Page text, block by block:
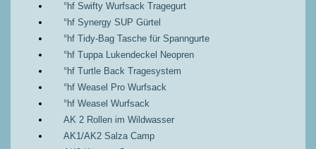
°hf Swifty Wurfsack Tragegurt
°hf Synergy SUP Gürtel
°hf Tidy-Bag Tasche für Spanngurte
°hf Tuppa Lukendeckel Neopren
°hf Turtle Back Tragesystem
°hf Weasel Pro Wurfsack
°hf Weasel Wurfsack
AK 2 Rollen im Wildwasser
AK1/AK2 Salza Camp